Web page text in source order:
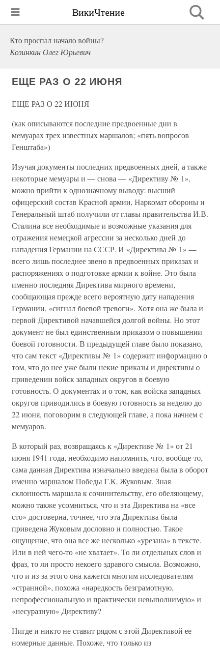
ВикиЧтение
Кто проспал начало войны?
Козинкин Олег Юрьевич
ЕЩЕ РАЗ О 22 ИЮНЯ
ЕЩЕ РАЗ О 22 ИЮНЯ
(как описываются последние предвоенные дни в
мемуарах трех известных маршалов; «пять вопросов
Генштаба»)
Изучая документы последних предвоенных дней, а также
некоторые мемуары и — снова — «Директиву № 1»,
можно прийти к однозначному выводу: высший
офицерский состав Красной армии, Наркомат обороны и
Генеральный штаб получили от главы правительства И.В.
Сталина все необходимые и возможные указания для
отражения немецкой агрессии за несколько дней до
нападения Германии на СССР. И «Директива № 1» —
всего лишь последнее звено в предвоенных приказах и
распоряжениях о подготовке армии к войне. Это была
именно последняя Директива мирного времени,
сообщающая прежде всего вероятную дату нападения
Германии, «сигнал боевой тревоги». Хотя она же была и
первой Директивой начавшейся долгой войны. Но этот
документ не был единственным приказом о повышении
боевой готовности. В предыдущей главе было показано,
что сам текст «Директивы № 1» содержит информацию о
том, что до нее уже были некие приказы и директивы о
приведении войск западных округов в боевую
готовность. О документах и о том, как войска западных
округов приводились в боевую готовность за неделю до
22 июня, поговорим в следующей главе, а пока начнем с
мемуаров.
В который раз, возвращаясь к «Директиве № 1» от 21
июня 1941 года, необходимо напомнить, что, вообще-то,
сама данная Директива изначально введена была в оборот
именно маршалом Победы Г.К. Жуковым. Зная
склонность маршала к сочинительству, его обеляющему,
можно также усомниться, что и эта Директива на «все
сто» достоверна, точнее, что эта Директива была
приведена Жуковым дословно и полностью. Такое
ощущение, что она все же несколько «урезана» в тексте.
Или в ней чего-то «не хватает». То ли отдельных слов и
фраз, то ли просто некоего здравого смысла. Возможно,
что и из-за этого она кажется многим исследователям
«странной», похожа «наредкость безграмотную,
непрофессиональную и практически невыполнимую» и
«несуразную» Директиву?
Нигде и никто не ставит рядом с этой Директивой ее
номерные данные. Похоже, что только из